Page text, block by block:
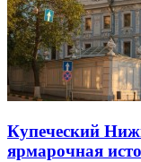
Купеческий
ярмарочная